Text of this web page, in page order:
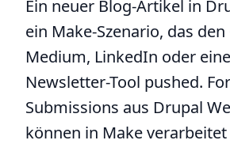
Ein neuer Blog-Artikel in
ein Make-Szenario, das
Medium, LinkedIn oder
Newsletter-Tool pushed.
Submissions aus Drupal
können in Make